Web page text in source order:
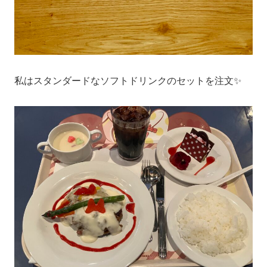
私はスタンダードなソフトドリンクのセットを注文✨